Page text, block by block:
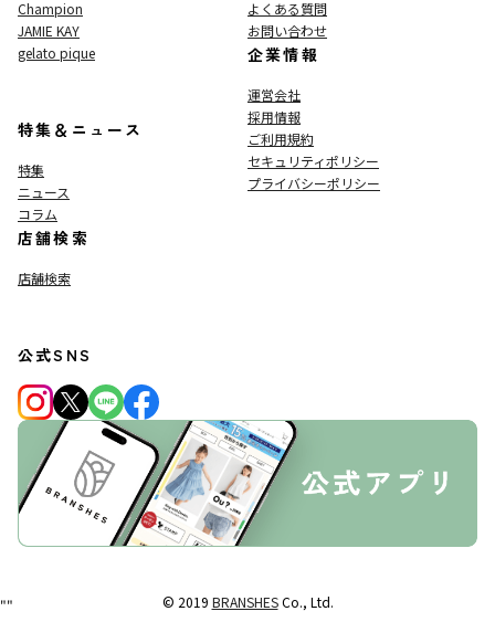
Champion
JAMIE KAY
gelato pique
特集＆ニュース
特集
ニュース
コラム
店舗検索
店舗検索
よくある質問
お問い合わせ
企業情報
運営会社
採用情報
ご利用規約
セキュリティポリシー
プライバシーポリシー
公式SNS
© 2019 BRANSHESCo., Ltd.
""